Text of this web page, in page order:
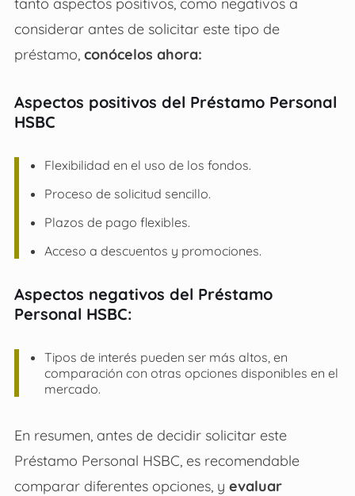
considerar antes de solicitar este tipo de
préstamo, conócelos ahora:
Aspectos positivos del Préstamo Personal
HSBC
Flexibilidad en el uso de los fondos.
Proceso de solicitud sencillo.
Plazos de pago flexibles.
Acceso a descuentos y promociones.
Aspectos negativos del Préstamo
Personal HSBC:
Tipos de interés pueden ser más altos, en
comparación con otras opciones disponibles en el
mercado.
En resumen, antes de decidir solicitar este
Préstamo Personal HSBC , es recomendable
comparar diferentes opciones, y evaluar